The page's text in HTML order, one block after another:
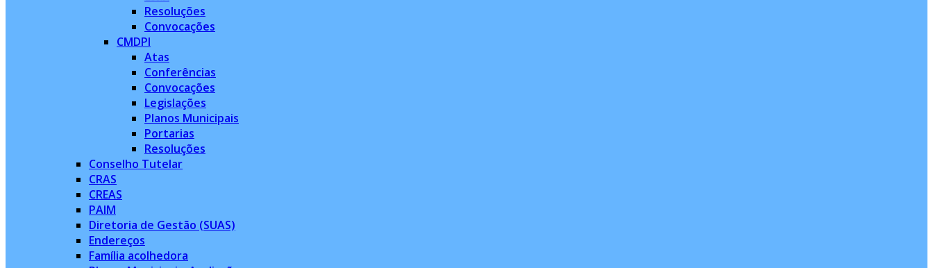
Resoluções
Convocações
CMDPI
Atas
Conferências
Convocações
Legislações
Planos Municipais
Portarias
Resoluções
Conselho Tutelar
CRAS
CREAS
PAIM
Diretoria de Gestão (SUAS)
Endereços
Família acolhedora